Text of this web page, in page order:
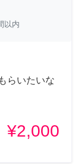
以内
らいたいな
¥2,000